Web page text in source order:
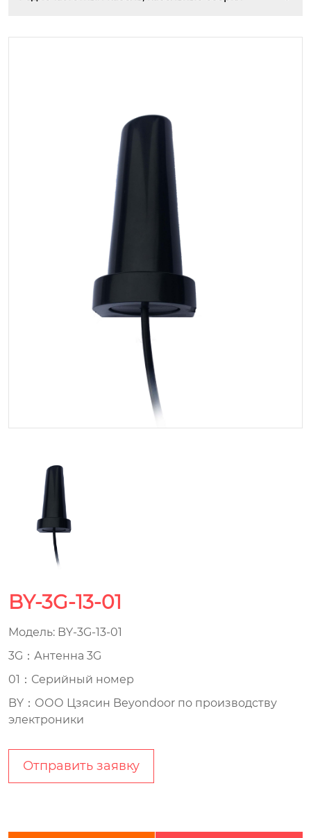
BY-3G-13-01
Модель: BY-3G-13-01
3G：Антенна 3G
01：Серийный номер
BY：ООО Цзясин Beyondoor по производству
электроники
Отправить заявку